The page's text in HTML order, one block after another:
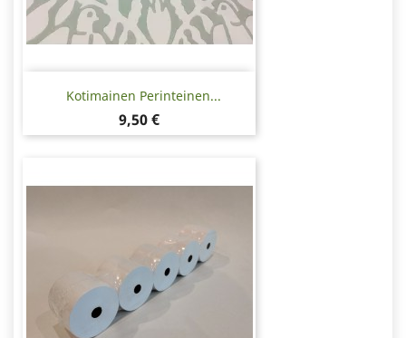
Kotimainen Perinteinen...
Hinta
9,50 €